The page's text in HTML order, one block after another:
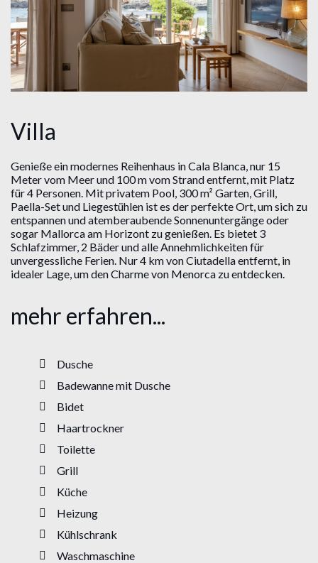
Villa
Genieße ein modernes Reihenhaus in Cala Blanca, nur 15
Meter vom Meer und 100 m vom Strand entfernt, mit Platz
für 4 Personen. Mit privatem Pool, 300 m² Garten, Grill,
Paella-Set und Liegestühlen ist es der perfekte Ort, um sich zu
entspannen und atemberaubende Sonnenuntergänge oder
sogar Mallorca am Horizont zu genießen. Es bietet 3
Schlafzimmer, 2 Bäder und alle Annehmlichkeiten für
unvergessliche Ferien. Nur 4 km von Ciutadella entfernt, in
idealer Lage, um den Charme von Menorca zu entdecken.
mehr erfahren...
Dusche
Badewanne mit Dusche
Bidet
Haartrockner
Toilette
Grill
Küche
Heizung
Kühlschrank
Waschmaschine